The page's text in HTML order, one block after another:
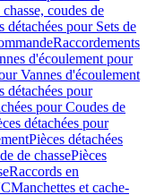
coudes de
détachées pour Sets de
Raccordements
d'écoulement pour
Vannes d'écoulement
détachées pour
pour Coudes de
détachées pour
Pièces détachées
de chassePièces
Raccords en
Manchettes et cache-